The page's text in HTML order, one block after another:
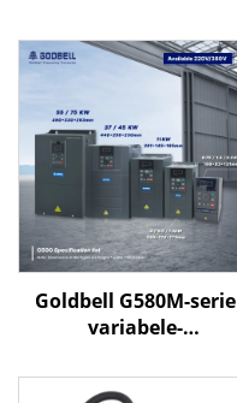
Goldbell G580M-serie
variabele-
kW–800 kW | V/F- en